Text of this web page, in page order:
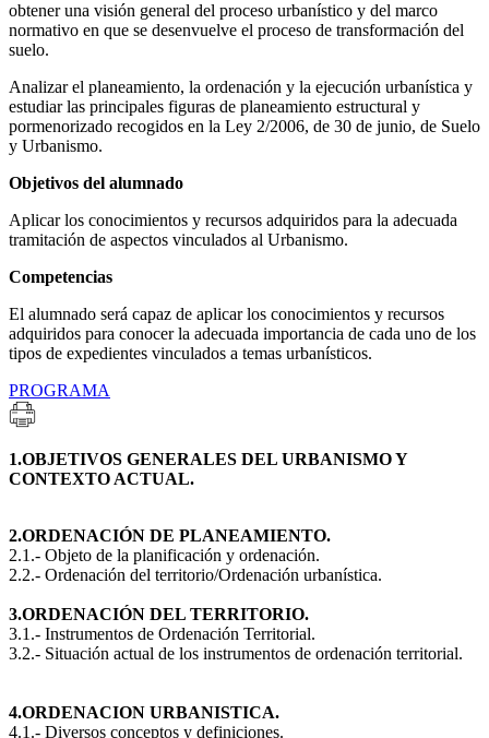
obtener una visión general del proceso urbanístico y del marco
normativo en que se desenvuelve el proceso de transformación del
suelo.
Analizar el planeamiento, la ordenación y la ejecución urbanística y
estudiar las principales figuras de planeamiento estructural y
pormenorizado recogidos en la Ley 2/2006, de 30 de junio, de Suelo
y Urbanismo.
Objetivos del alumnado
Aplicar los conocimientos y recursos adquiridos para la adecuada
tramitación de aspectos vinculados al Urbanismo.
Competencias
El alumnado será capaz de aplicar los conocimientos y recursos
adquiridos para conocer la adecuada importancia de cada uno de los
tipos de expedientes vinculados a temas urbanísticos.
PROGRAMA
1.OBJETIVOS GENERALES DEL URBANISMO Y
CONTEXTO ACTUAL.
2.ORDENACIÓN DE PLANEAMIENTO.
2.1.- Objeto de la planificación y ordenación.
2.2.- Ordenación del territorio/Ordenación urbanística.
3.ORDENACIÓN DEL TERRITORIO.
3.1.- Instrumentos de Ordenación Territorial.
3.2.- Situación actual de los instrumentos de ordenación territorial.
4.ORDENACION URBANISTICA.
4.1.- Diversos conceptos y definiciones.